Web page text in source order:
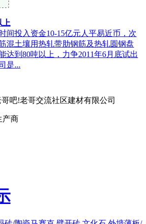
上
间投入资金10-15亿元人平易近币，次
混土壤用热轧带肋钢筋及热轧圆钢盘
达到80吨以上，力争2011年6月底试出
是...
吧!老哥交流社区建材有限公司
产商